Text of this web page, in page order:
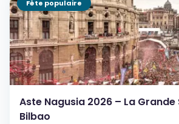
Fête populaire
Aste Nagusia 2026 – La Grande
Bilbao